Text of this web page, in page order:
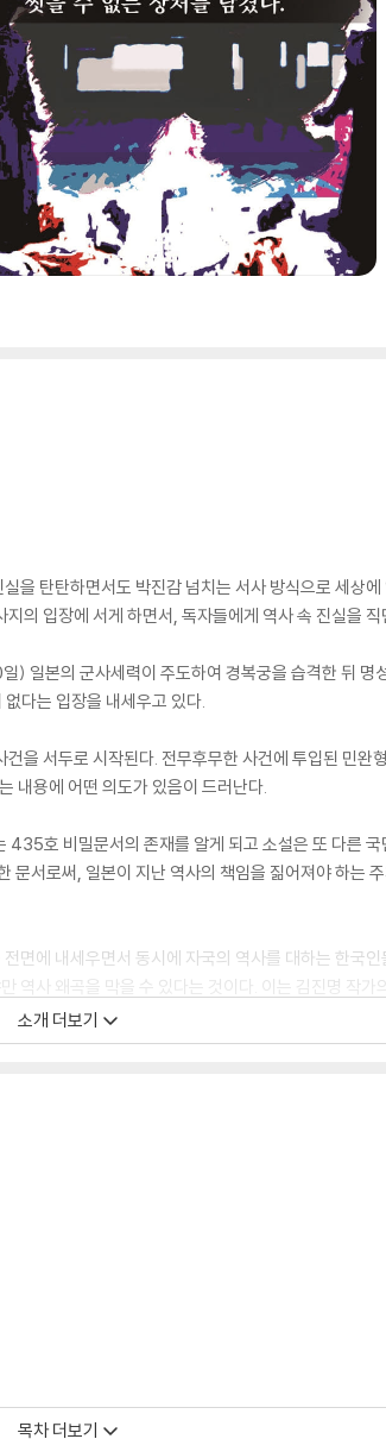
을 탄탄하면서도 박진감 넘치는 서사 방식으로 세상
지의 입장에 서게 하면서, 독자들에게 역사 속 진실을
일본의 군사세력이 주도하여 경복궁을 습격한 뒤 명
다는 입장을 내세우고 있다.
건을 서두로 시작된다. 전무후무한 사건에 투입된 민
내용에 어떤 의도가 있음이 드러난다.
호 비밀문서의 존재를 알게 되고 소설은 또 다른
서로써, 일본이 지난 역사의 책임을 짊어져야 하는
면에 내세우면서 동시에 자국의 역사를 대하는 한국
사 왜곡을 막을 수 있다는 것이다. 이는 김진명 작가
의 역사를 정립하도록 만들어주는 작품임을 의미한다.
소개 더보기
목차 더보기